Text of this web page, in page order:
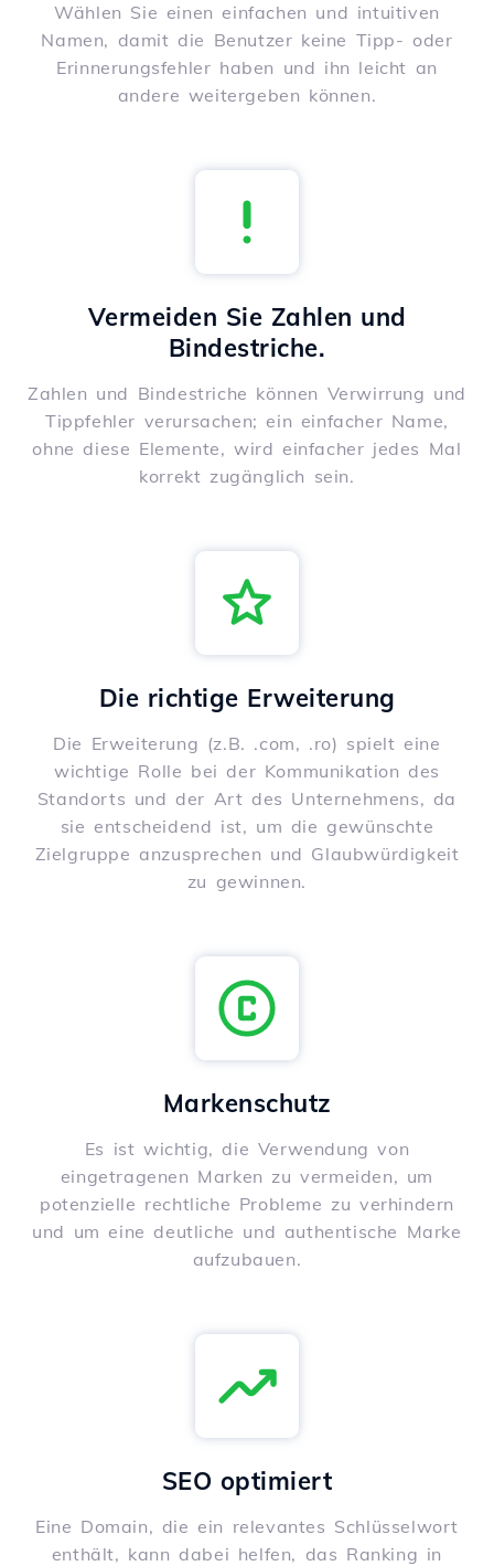
Wählen Sie einen einfachen und intuitiven
Namen, damit die Benutzer keine Tipp- oder
Erinnerungsfehler haben und ihn leicht an
andere weitergeben können.
Vermeiden Sie Zahlen und
Bindestriche.
Zahlen und Bindestriche können Verwirrung und
Tippfehler verursachen; ein einfacher Name,
ohne diese Elemente, wird einfacher jedes Mal
korrekt zugänglich sein.
Die richtige Erweiterung
Die Erweiterung (z.B. .com, .ro) spielt eine
wichtige Rolle bei der Kommunikation des
Standorts und der Art des Unternehmens, da
sie entscheidend ist, um die gewünschte
Zielgruppe anzusprechen und Glaubwürdigkeit
zu gewinnen.
Markenschutz
Es ist wichtig, die Verwendung von
eingetragenen Marken zu vermeiden, um
potenzielle rechtliche Probleme zu verhindern
und um eine deutliche und authentische Marke
aufzubauen.
SEO optimiert
Eine Domain, die ein relevantes Schlüsselwort
enthält, kann dabei helfen, das Ranking in